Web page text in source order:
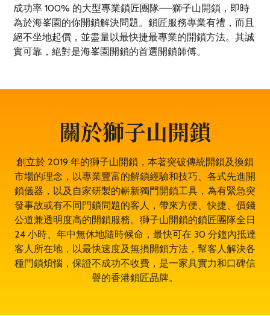
成功率 100% 的大型專業鎖匠團隊——獅子山開鎖，即時
為於海峯園的你開鎖解決問題。鎖匠服務專業有禮，而且
絕不坐地起價，並盡量以最快捷最專業的開鎖方法。其誠
實可靠，絕對是海峯園開鎖的首選開鎖師傅。
關於獅子山開鎖
創立於 2019 年的獅子山開鎖，本著突破傳統開鎖及換鎖
市場的理念，以專業豐富的解鎖經驗和技巧、各式先進開
鎖儀器，以及自家研製的嶄新獨門開鎖工具，為有緊急突
發事故或有不同門鎖問題的客人，帶來方便、快捷、價錢
公道兼透明度高的開鎖服務。獅子山開鎖的鎖匠團隊全日
24 小時、年中無休地隨時候命，最快可在 30 分鐘內抵達
客人所在地，以最快速度及無損開鎖方法，幫客人解決各
種門鎖煩惱，保證不成功不收費，是一家具實力和口碑信
譽的香港鎖匠品牌。